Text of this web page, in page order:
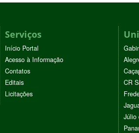
Serviços
Início Portal
Acesso à Informação
Contatos
Editais
Licitações
CR
Júlio